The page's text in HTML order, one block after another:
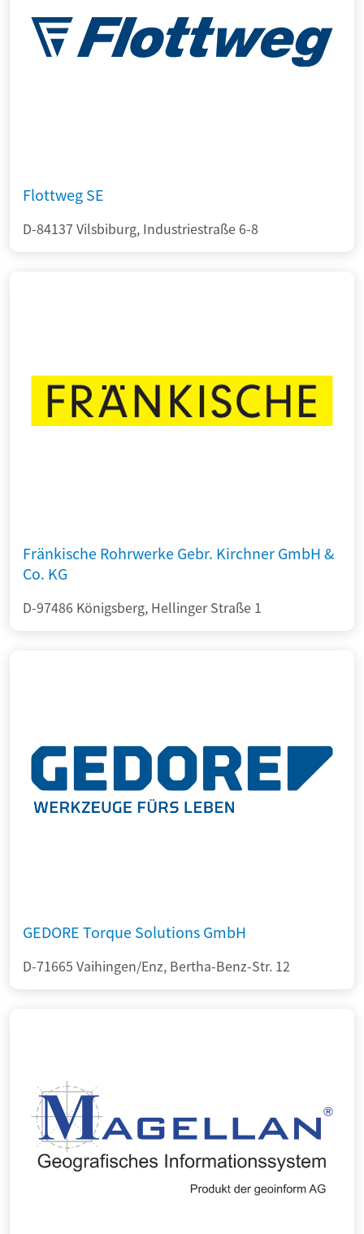
Flottweg SE
D-84137 Vilsbiburg, Industriestraße 6-8
Fränkische Rohrwerke Gebr. Kirchner GmbH &
Co. KG
D-97486 Königsberg, Hellinger Straße 1
GEDORE Torque Solutions GmbH
D-71665 Vaihingen/Enz, Bertha-Benz-Str. 12